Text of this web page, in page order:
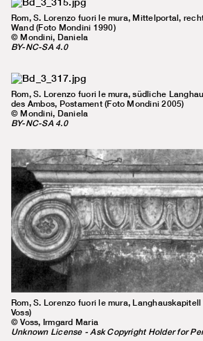
Rom, S. Lorenzo fuori le mura, Mittelportal,
Wand (Foto Mondini 1990)
© Mondini, Daniela
BY-NC-SA 4.0
Rom, S. Lorenzo fuori le mura, südliche
des Ambos, Postament (Foto Mondini 2005)
© Mondini, Daniela
BY-NC-SA 4.0
Rom, S. Lorenzo fuori le mura,
Voss)
© Voss, Irmgard Maria
Unknown License - Ask Copyright Holder for